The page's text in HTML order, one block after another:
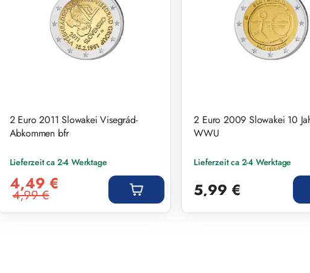
2 Euro 2011 Slowakei Visegrád-
Abkommen bfr
Lieferzeit ca 2-4 Werktage
4,49 €
Regulärer Preis:
4,99 €
2 Euro 2009 Slowakei 10
WWU
Lieferzeit ca 2-4 Werktage
5,99 €